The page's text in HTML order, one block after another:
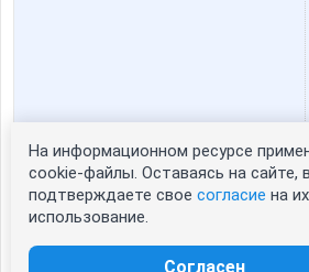
Статистика портрета:
сейчас просматривают портрет - 0
зарегистрированные пользователи
На информационном ресурсе
cookie-файлы. Оставаясь на сайте,
подтверждаете свое согласие на их
использование.
Согласен